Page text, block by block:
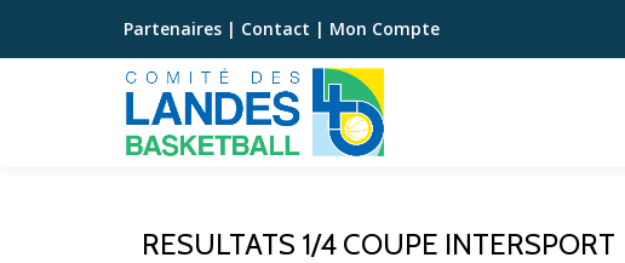
Aller
Partenaires | Contact | Mon Compte
RESULTATS 1/4 COUPE INTERSPORT